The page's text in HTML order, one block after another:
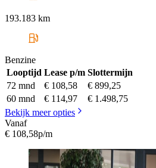
193.183 km
Benzine
Looptijd Lease p/m Slottermijn
72 mnd
€ 108,58
€ 899,25
60 mnd
€ 114,97
€ 1.498,75
Bekijk meer opties
Vanaf
€ 108,58p/m